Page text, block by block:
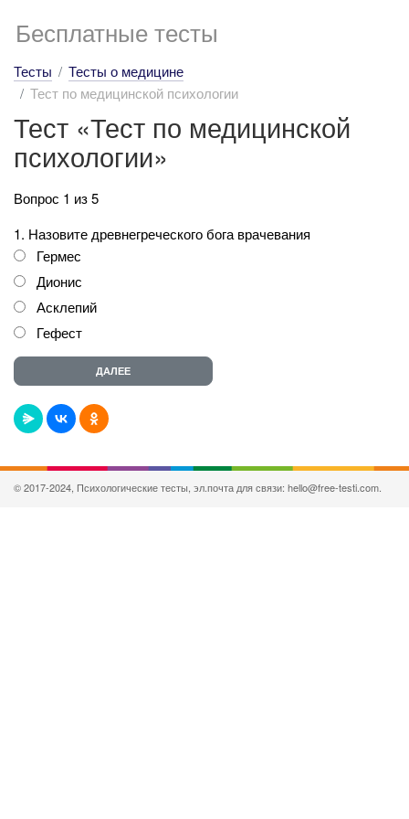
Бесплатные тесты
Тесты
Тесты о медицине
Тест по медицинской психологии
Тест «Тест по медицинской
психологии»
Вопрос 1 из 5
1. Назовите древнегреческого бога врачевания
Гермес
Дионис
Асклепий
Гефест
© 2017-2024, Психологические тесты, эл.почта для связи: hello@free-testi.com.